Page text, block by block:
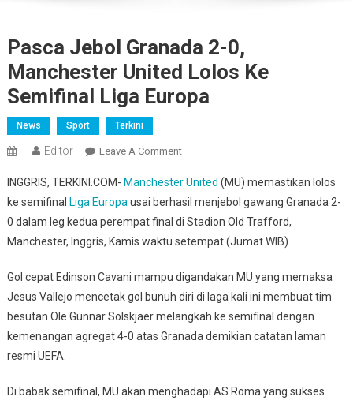
Pasca Jebol Granada 2-0,
Manchester United Lolos Ke
Semifinal Liga Europa
News Sport Terkini
Editor Leave A CommentOn
Jebol
Granada
2-
0,
United
Lolos
Ke
Semifinal
INGGRIS, TERKINI.COM- Manchester United (MU) memastikan lolos
ke semifinal Liga Europa usai berhasil menjebol gawang Granada 2-
0 dalam leg kedua perempat final di Stadion Old Trafford,
Manchester, Inggris, Kamis waktu setempat (Jumat WIB).
Gol cepat Edinson Cavani mampu digandakan MU yang memaksa
Jesus Vallejo mencetak gol bunuh diri di laga kali ini membuat tim
besutan Ole Gunnar Solskjaer melangkah ke semifinal dengan
kemenangan agregat 4-0 atas Granada demikian catatan laman
resmi UEFA.
Di babak semifinal, MU akan menghadapi AS Roma yang sukses